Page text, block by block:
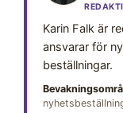
Karin Falk är
ansvarar för
beställningar.